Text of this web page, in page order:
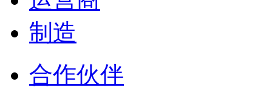
制造
合作伙伴